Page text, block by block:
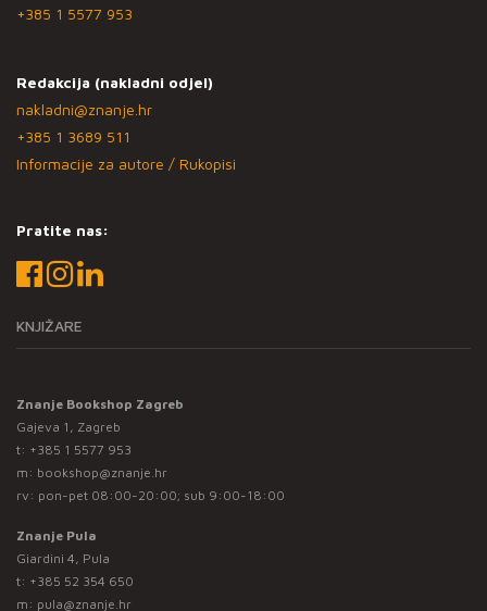
+385 1 5577 953
Redakcija (nakladni odjel)
nakladni@znanje.hr
+385 1 3689 511
Informacije za autore / Rukopisi
Pratite nas:
KNJIŽARE
Znanje Bookshop Zagreb
Gajeva 1, Zagreb
t: +385 1 5577 953
m: bookshop@znanje.hr
rv: pon-pet 08:00-20:00; sub 9:00-18:00
Znanje Pula
Giardini 4, Pula
t: +385 52 354 650
m: pula@znanje.hr